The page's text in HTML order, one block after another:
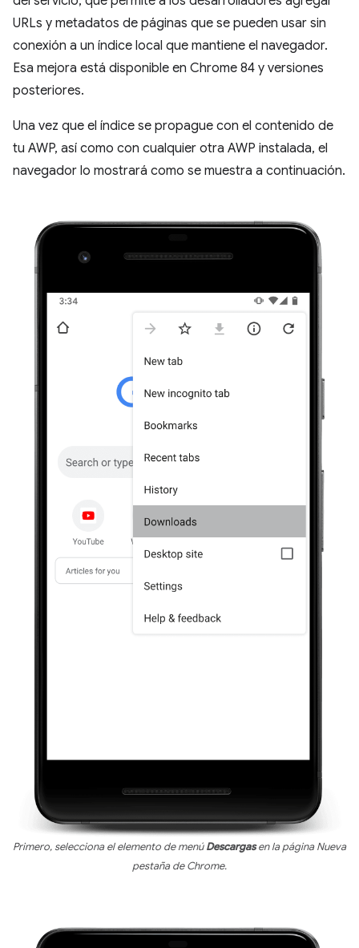
URLs y metadatos de páginas que se pueden usar sin
conexión a un índice local que mantiene el navegador.
Esa mejora está disponible en Chrome 84 y versiones
posteriores.
Una vez que el índice se propague con el contenido de
tu AWP, así como con cualquier otra AWP instalada, el
navegador lo mostrará como se muestra a continuación.
Primero, selecciona el elemento de menúDescargasen la página Nueva
pestaña de Chrome.